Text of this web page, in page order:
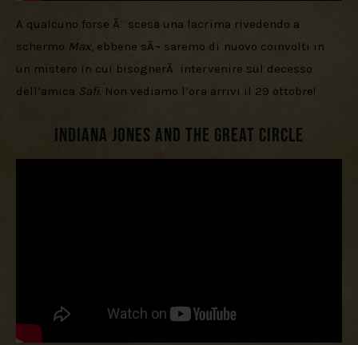
A qualcuno forse Ã¨ scesa una lacrima rivedendo a
schermo Max, ebbene sÃ¬ saremo di nuovo coinvolti in
un mistero in cui bisognerÃ  intervenire sul decesso
dell’amica Safi. Non vediamo l’ora arrivi il 29 ottobre!
Indiana Jones and the Great Circle